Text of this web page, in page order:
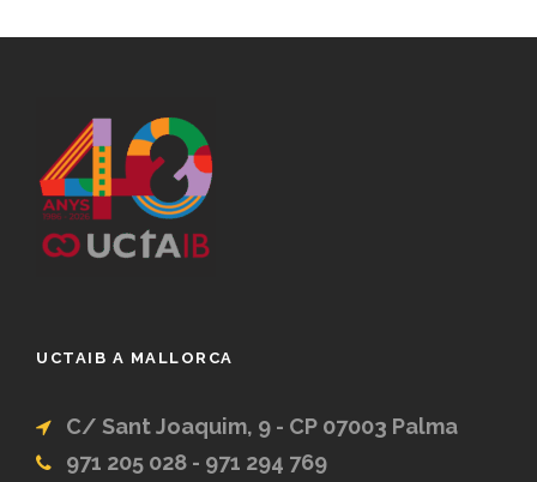
UCTAIB A MALLORCA
C/ Sant Joaquim, 9 - CP 07003 Palma
971 205 028 - 971 294 769